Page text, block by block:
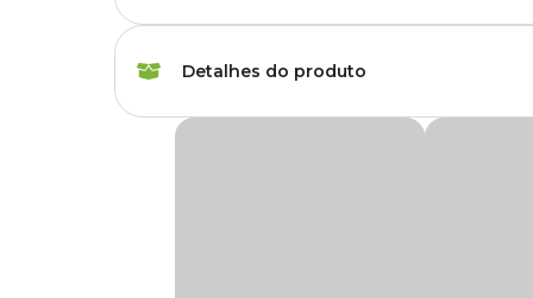
Marca Butox
Detalhes do produto